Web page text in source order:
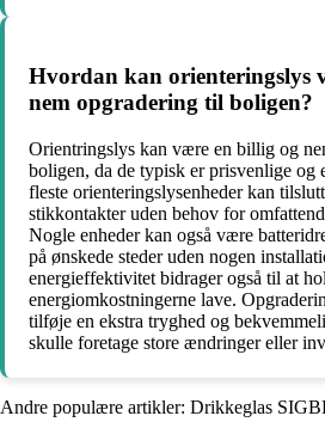
Hvordan kan orienteringslys
nem opgradering til boligen?
Orientringslys kan være en billig og
boligen, da de typisk er prisvenlige og
fleste orienteringslysenheder kan
stikkontakter uden behov for
Nogle enheder kan også være
på ønskede steder uden nogen
energieffektivitet bidrager også til at
energiomkostningerne lave.
tilføje en ekstra tryghed og
skulle foretage store ændringer eller
Andre populære artikler: Drikkeglas